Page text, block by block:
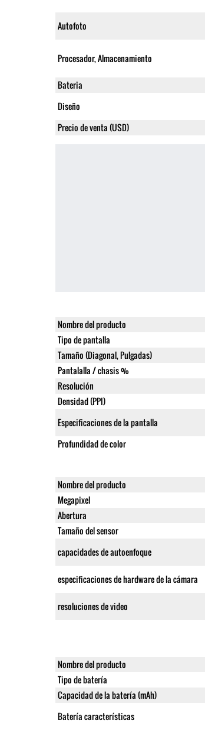
Autofoto
Procesador, Almacenamiento
Bateria
Diseño
Precio de venta (USD)
Nombre del producto
Tipo de pantalla
Tamaño (Diagonal, Pulgadas)
Pantalalla / chasis %
Resolución
Densidad (PPI)
Especificaciones de la pantalla
Profundidad de color
Nombre del producto
Megapixel
Abertura
Tamaño del sensor
capacidades de autoenfoque
especificaciones de hardware de la cámara
resoluciones de video
Nombre del producto
Tipo de batería
Capacidad de la batería (mAh)
Batería características